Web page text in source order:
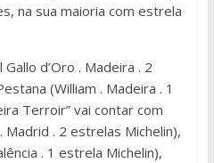
na sua maioria com estrela
d’Oro . Madeira . 2
(William . Madeira . 1
Terroir” vai contar com
. 2 estrelas Michelin),
. 1 estrela Michelin),